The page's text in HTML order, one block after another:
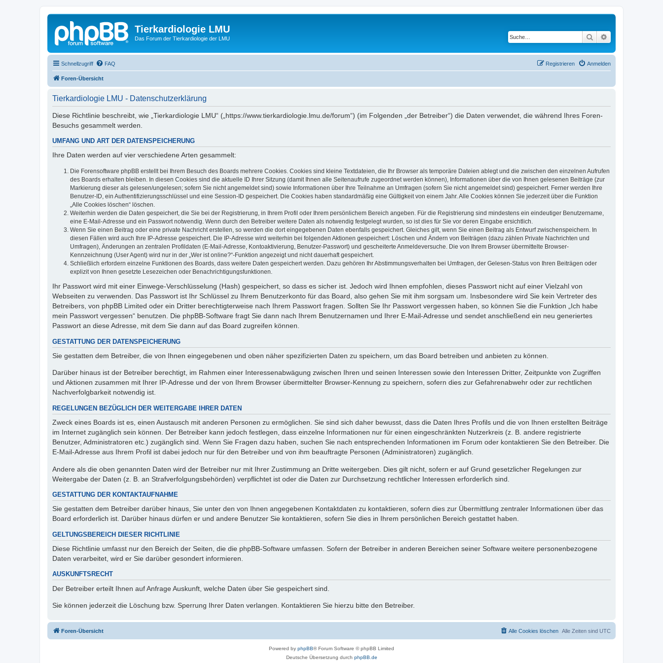
Tierkardiologie LMU
Das Forum der Tierkardiologie der LMU Suche
Schnellzugriff FAQ Anmelden
Registrieren
Foren-Übersicht
Tierkardiologie LMU - Datenschutzerklärung
Diese Richtlinie beschreibt, wie „Tierkardiologie LMU“ („https://www.tierkardiologie.lmu.de/forum“) (im Folgenden „der Betreiber“) die Daten verwendet, die während Ihres Foren-
Besuchs gesammelt werden.
UMFANG UND ART DER DATENSPEICHERUNG
Ihre Daten werden auf vier verschiedene Arten gesammelt:
Die Forensoftware phpBB erstellt bei Ihrem Besuch des Boards mehrere Cookies. Cookies sind kleine Textdateien, die Ihr Browser als temporäre Dateien ablegt und die zwischen den einzelnen Aufrufen
des Boards erhalten bleiben. In diesen Cookies sind die aktuelle ID Ihrer Sitzung (damit Ihnen alle Seitenaufrufe zugeordnet werden können), Informationen über die von Ihnen gelesenen Beiträge (zur
Markierung dieser als gelesen/ungelesen; sofern Sie nicht angemeldet sind) sowie Informationen über Ihre Teilnahme an Umfragen (sofern Sie nicht angemeldet sind) gespeichert. Ferner werden Ihre
Benutzer-ID, ein Authentifizierungsschlüssel und eine Session-ID gespeichert. Die Cookies haben standardmäßig eine Gültigkeit von einem Jahr. Alle Cookies können Sie jederzeit über die Funktion
„Alle Cookies löschen“ löschen.
Weiterhin werden die Daten gespeichert, die Sie bei der Registrierung, in Ihrem Profil oder Ihrem persönlichem Bereich angeben. Für die Registrierung sind mindestens ein eindeutiger Benutzername,
eine E-Mail-Adresse und ein Passwort notwendig. Wenn durch den Betreiber weitere Daten als notwendig festgelegt wurden, so ist dies für Sie vor deren Eingabe ersichtlich.
Wenn Sie einen Beitrag oder eine private Nachricht erstellen, so werden die dort eingegebenen Daten ebenfalls gespeichert. Gleiches gilt, wenn Sie einen Beitrag als Entwurf zwischenspeichern. In
diesen Fällen wird auch Ihre IP-Adresse gespeichert. Die IP-Adresse wird weiterhin bei folgenden Aktionen gespeichert: Löschen und Ändern von Beiträgen (dazu zählen Private Nachrichten und
Umfragen), Änderungen an zentralen Profildaten (E-Mail-Adresse, Kontoaktivierung, Benutzer-Passwort) und gescheiterte Anmeldeversuche. Die von Ihrem Browser übermittelte Browser-
Kennzeichnung (User Agent) wird nur in der „Wer ist online?“-Funktion angezeigt und nicht dauerhaft gespeichert.
Schließlich erfordern einzelne Funktionen des Boards, dass weitere Daten gespeichert werden. Dazu gehören Ihr Abstimmungsverhalten bei Umfragen, der Gelesen-Status von Ihren Beiträgen oder
explizit von Ihnen gesetzte Lesezeichen oder Benachrichtigungsfunktionen.
Ihr Passwort wird mit einer Einwege-Verschlüsselung (Hash) gespeichert, so dass es sicher ist. Jedoch wird Ihnen empfohlen, dieses Passwort nicht auf einer Vielzahl von
Webseiten zu verwenden. Das Passwort ist Ihr Schlüssel zu Ihrem Benutzerkonto für das Board, also gehen Sie mit ihm sorgsam um. Insbesondere wird Sie kein Vertreter des
Betreibers, von phpBB Limited oder ein Dritter berechtigterweise nach Ihrem Passwort fragen. Sollten Sie Ihr Passwort vergessen haben, so können Sie die Funktion „Ich habe
mein Passwort vergessen“ benutzen. Die phpBB-Software fragt Sie dann nach Ihrem Benutzernamen und Ihrer E-Mail-Adresse und sendet anschließend ein neu generiertes
Passwort an diese Adresse, mit dem Sie dann auf das Board zugreifen können.
GESTATTUNG DER DATENSPEICHERUNG
Sie gestatten dem Betreiber, die von Ihnen eingegebenen und oben näher spezifizierten Daten zu speichern, um das Board betreiben und anbieten zu können.
Darüber hinaus ist der Betreiber berechtigt, im Rahmen einer Interessenabwägung zwischen Ihren und seinen Interessen sowie den Interessen Dritter, Zeitpunkte von Zugriffen
und Aktionen zusammen mit Ihrer IP-Adresse und der von Ihrem Browser übermittelter Browser-Kennung zu speichern, sofern dies zur Gefahrenabwehr oder zur rechtlichen
Nachverfolgbarkeit notwendig ist.
REGELUNGEN BEZÜGLICH DER WEITERGABE IHRER DATEN
Zweck eines Boards ist es, einen Austausch mit anderen Personen zu ermöglichen. Sie sind sich daher bewusst, dass die Daten Ihres Profils und die von Ihnen erstellten Beiträge
im Internet zugänglich sein können. Der Betreiber kann jedoch festlegen, dass einzelne Informationen nur für einen eingeschränkten Nutzerkreis (z. B. andere registrierte
Benutzer, Administratoren etc.) zugänglich sind. Wenn Sie Fragen dazu haben, suchen Sie nach entsprechenden Informationen im Forum oder kontaktieren Sie den Betreiber. Die
E-Mail-Adresse aus Ihrem Profil ist dabei jedoch nur für den Betreiber und von ihm beauftragte Personen (Administratoren) zugänglich.
Andere als die oben genannten Daten wird der Betreiber nur mit Ihrer Zustimmung an Dritte weitergeben. Dies gilt nicht, sofern er auf Grund gesetzlicher Regelungen zur
Weitergabe der Daten (z. B. an Strafverfolgungsbehörden) verpflichtet ist oder die Daten zur Durchsetzung rechtlicher Interessen erforderlich sind.
GESTATTUNG DER KONTAKTAUFNAHME
Sie gestatten dem Betreiber darüber hinaus, Sie unter den von Ihnen angegebenen Kontaktdaten zu kontaktieren, sofern dies zur Übermittlung zentraler Informationen über das
Board erforderlich ist. Darüber hinaus dürfen er und andere Benutzer Sie kontaktieren, sofern Sie dies in Ihrem persönlichen Bereich gestattet haben.
GELTUNGSBEREICH DIESER RICHTLINIE
Diese Richtlinie umfasst nur den Bereich der Seiten, die die phpBB-Software umfassen. Sofern der Betreiber in anderen Bereichen seiner Software weitere personenbezogene
Daten verarbeitet, wird er Sie darüber gesondert informieren.
AUSKUNFTSRECHT
Der Betreiber erteilt Ihnen auf Anfrage Auskunft, welche Daten über Sie gespeichert sind.
Sie können jederzeit die Löschung bzw. Sperrung Ihrer Daten verlangen. Kontaktieren Sie hierzu bitte den Betreiber.
Foren-Übersicht Alle Zeiten sind UTC
Alle Cookies löschen
Powered by phpBB® Forum Software © phpBB Limited
Deutsche Übersetzung durch phpBB.de